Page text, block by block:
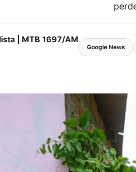
| MTB 1697/AM
Google News